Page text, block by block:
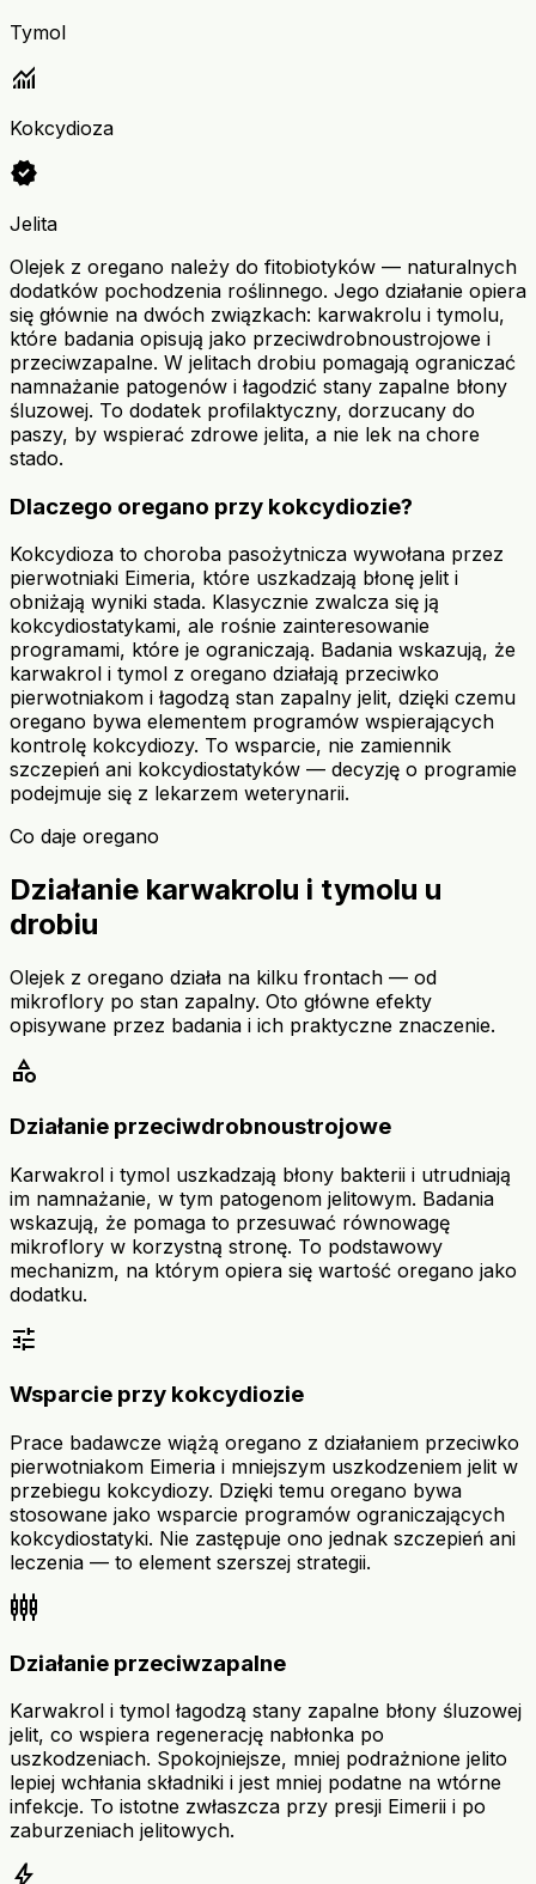
Tymol
monitoring
Kokcydioza
verified
Jelita
Olejek z oregano należy do fitobiotyków — naturalnych
dodatków pochodzenia roślinnego. Jego działanie opiera
się głównie na dwóch związkach: karwakrolu i tymolu,
które badania opisują jako przeciwdrobnoustrojowe i
przeciwzapalne. W jelitach drobiu pomagają ograniczać
namnażanie patogenów i łagodzić stany zapalne błony
śluzowej. To dodatek profilaktyczny, dorzucany do
paszy, by wspierać zdrowe jelita, a nie lek na chore
stado.
Dlaczego oregano przy kokcydiozie?
Kokcydioza to choroba pasożytnicza wywołana przez
pierwotniaki Eimeria, które uszkadzają błonę jelit i
obniżają wyniki stada. Klasycznie zwalcza się ją
kokcydiostatykami, ale rośnie zainteresowanie
programami, które je ograniczają. Badania wskazują, że
karwakrol i tymol z oregano działają przeciwko
pierwotniakom i łagodzą stan zapalny jelit, dzięki czemu
oregano bywa elementem programów wspierających
kontrolę kokcydiozy. To wsparcie, nie zamiennik
szczepień ani kokcydiostatyków — decyzję o programie
podejmuje się z lekarzem weterynarii.
Co daje oregano
Działanie karwakrolu i tymolu u
drobiu
Olejek z oregano działa na kilku frontach — od
mikroflory po stan zapalny. Oto główne efekty
opisywane przez badania i ich praktyczne znaczenie.
category
Działanie przeciwdrobnoustrojowe
Karwakrol i tymol uszkadzają błony bakterii i utrudniają
im namnażanie, w tym patogenom jelitowym. Badania
wskazują, że pomaga to przesuwać równowagę
mikroflory w korzystną stronę. To podstawowy
mechanizm, na którym opiera się wartość oregano jako
dodatku.
tune
Wsparcie przy kokcydiozie
Prace badawcze wiążą oregano z działaniem przeciwko
pierwotniakom Eimeria i mniejszym uszkodzeniem jelit w
przebiegu kokcydiozy. Dzięki temu oregano bywa
stosowane jako wsparcie programów ograniczających
kokcydiostatyki. Nie zastępuje ono jednak szczepień ani
leczenia — to element szerszej strategii.
settings_input_component
Działanie przeciwzapalne
Karwakrol i tymol łagodzą stany zapalne błony śluzowej
jelit, co wspiera regenerację nabłonka po
uszkodzeniach. Spokojniejsze, mniej podrażnione jelito
lepiej wchłania składniki i jest mniej podatne na wtórne
infekcje. To istotne zwłaszcza przy presji Eimerii i po
zaburzeniach jelitowych.
bolt